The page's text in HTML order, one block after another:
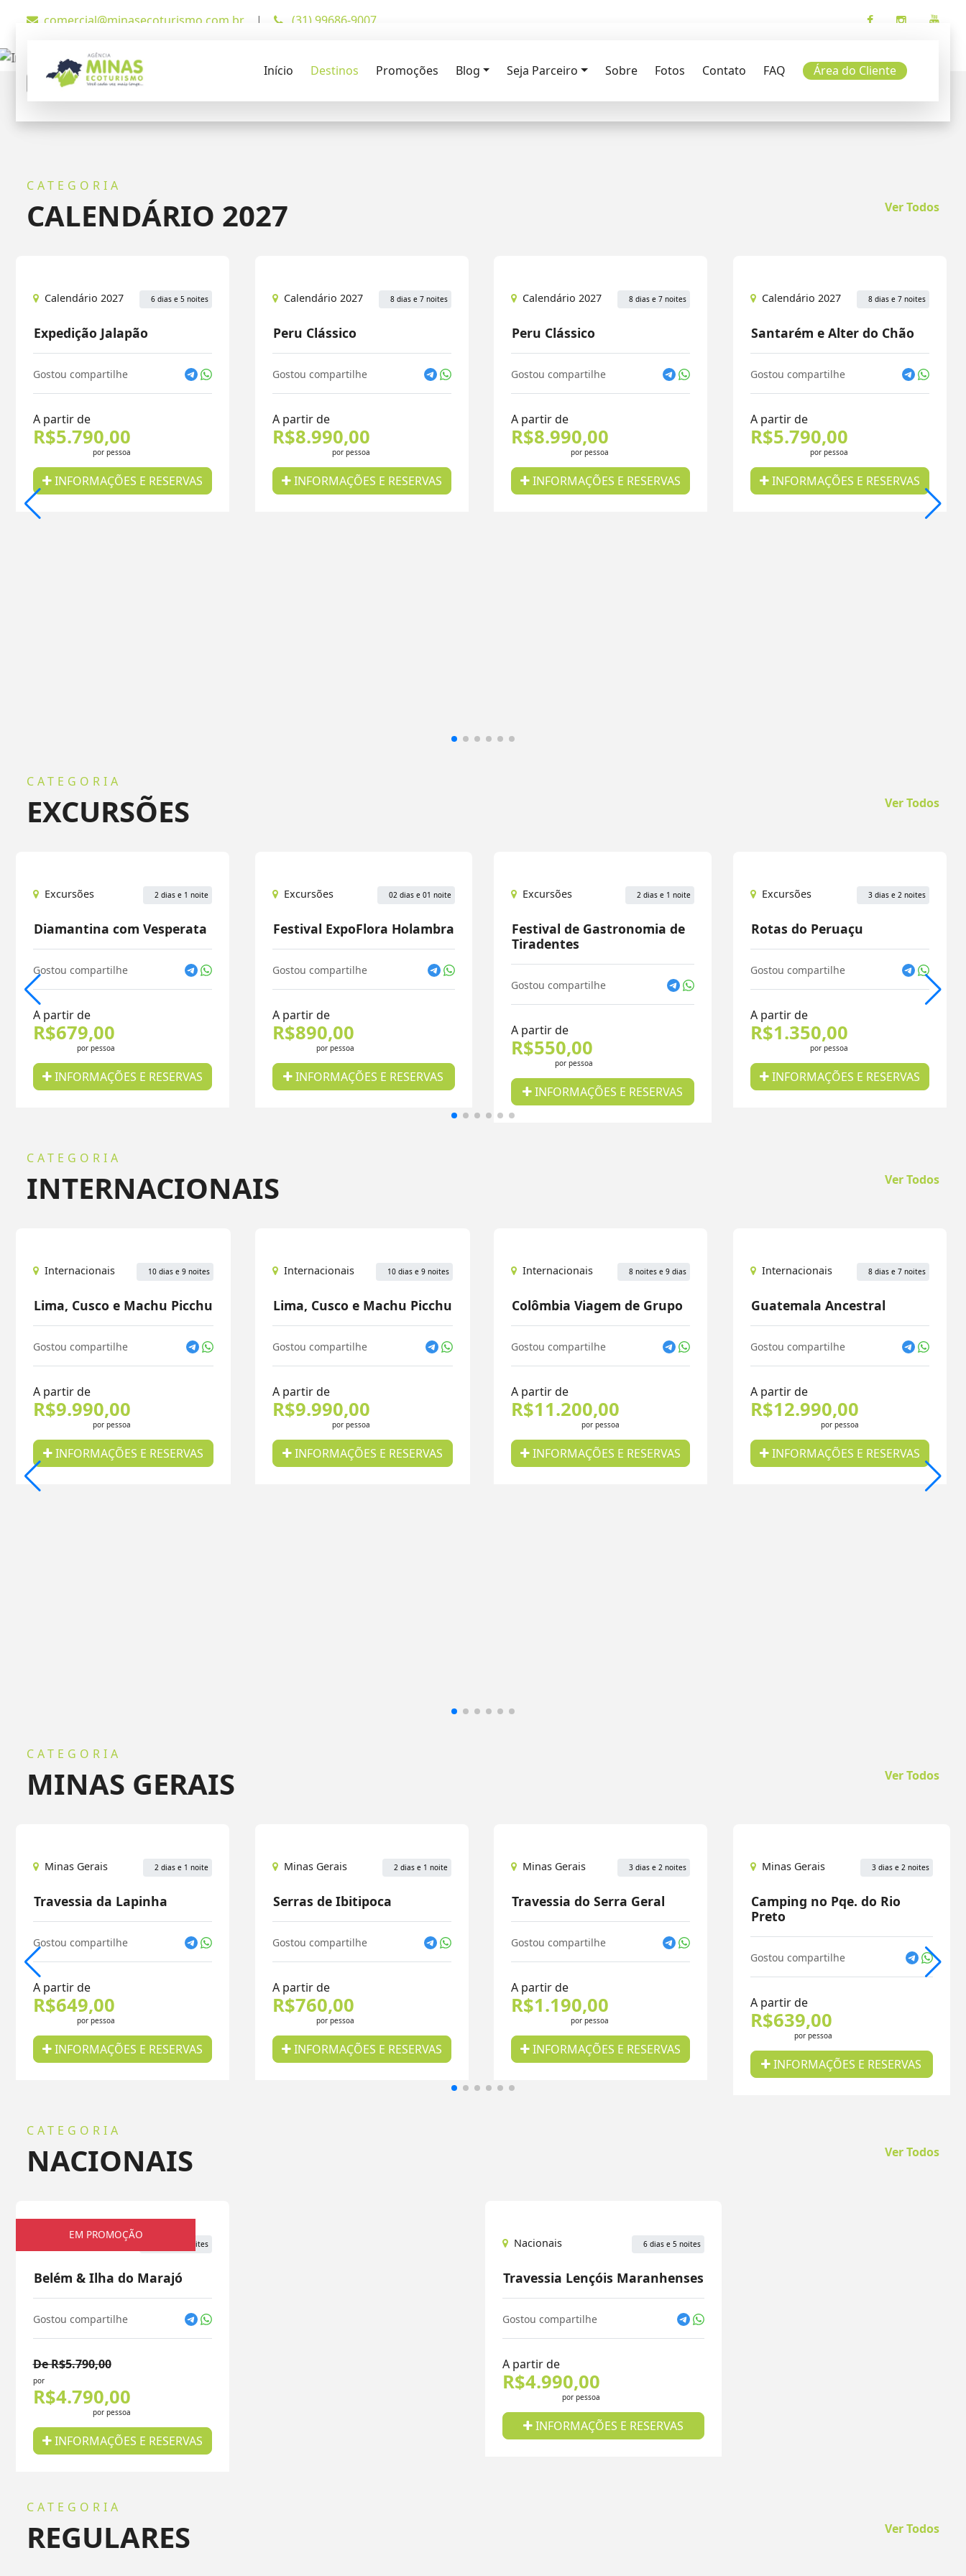
comercial@minasecoturismo.com.br | (31) 99686-9007
Início Destinos Promoções Blog Seja Parceiro Sobre Fotos Contato FAQ Área do Cliente
Embarques:
De onde sai?
Buscar
CATEGORIA
CALENDÁRIO 2027 Ver Todos
Calendário 2027 6 dias e 5 noites
Expedição Jalapão
Gostou compartilhe
A partir de
R$5.790,00
por pessoa
INFORMAÇÕES E RESERVAS
Calendário 2027 8 dias e 7 noites
Peru Clássico
Gostou compartilhe
A partir de
R$8.990,00
por pessoa
INFORMAÇÕES E RESERVAS
Calendário 2027 8 dias e 7 noites
Peru Clássico
Gostou compartilhe
A partir de
R$8.990,00
por pessoa
INFORMAÇÕES E RESERVAS
Calendário 2027 8 dias e 7 noites
Santarém e Alter do Chão
Gostou compartilhe
A partir de
R$5.790,00
por pessoa
INFORMAÇÕES E RESERVAS
CATEGORIA
EXCURSÕES Ver Todos
Excursões 2 dias e 1 noite
Diamantina com Vesperata
Gostou compartilhe
A partir de
R$679,00
por pessoa
INFORMAÇÕES E RESERVAS
Excursões 02 dias e 01 noite
Festival ExpoFlora Holambra
Gostou compartilhe
A partir de
R$890,00
por pessoa
INFORMAÇÕES E RESERVAS
Excursões 2 dias e 1 noite
Festival de Gastronomia de
Tiradentes
Gostou compartilhe
A partir de
R$550,00
por pessoa
INFORMAÇÕES E RESERVAS
Excursões 3 dias e 2 noites
Rotas do Peruaçu
Gostou compartilhe
A partir de
R$1.350,00
por pessoa
INFORMAÇÕES E RESERVAS
CATEGORIA
INTERNACIONAIS Ver Todos
Internacionais 10 dias e 9 noites
Lima, Cusco e Machu Picchu
Gostou compartilhe
A partir de
R$9.990,00
por pessoa
INFORMAÇÕES E RESERVAS
Internacionais 10 dias e 9 noites
Lima, Cusco e Machu Picchu
Gostou compartilhe
A partir de
R$9.990,00
por pessoa
INFORMAÇÕES E RESERVAS
Internacionais 8 noites e 9 dias
Colômbia Viagem de Grupo
Gostou compartilhe
A partir de
R$11.200,00
por pessoa
INFORMAÇÕES E RESERVAS
Internacionais 8 dias e 7 noites
Guatemala Ancestral
Gostou compartilhe
A partir de
R$12.990,00
por pessoa
INFORMAÇÕES E RESERVAS
CATEGORIA
MINAS GERAIS Ver Todos
Minas Gerais 2 dias e 1 noite
Travessia da Lapinha
Gostou compartilhe
A partir de
R$649,00
por pessoa
INFORMAÇÕES E RESERVAS
Minas Gerais 2 dias e 1 noite
Serras de Ibitipoca
Gostou compartilhe
A partir de
R$760,00
por pessoa
INFORMAÇÕES E RESERVAS
Minas Gerais 3 dias e 2 noites
Travessia do Serra Geral
Gostou compartilhe
A partir de
R$1.190,00
por pessoa
INFORMAÇÕES E RESERVAS
Minas Gerais 3 dias e 2 noites
Camping no Pqe. do Rio
Preto
Gostou compartilhe
A partir de
R$639,00
por pessoa
INFORMAÇÕES E RESERVAS
CATEGORIA
NACIONAIS Ver Todos
EM PROMOÇÃO
Nacionais 7 dias e 6 noites
Belém & Ilha do Marajó
Gostou compartilhe
De R$5.790,00
por
R$4.790,00
por pessoa
INFORMAÇÕES E RESERVAS
Nacionais 6 dias e 5 noites
Travessia Lençóis Maranhenses
Gostou compartilhe
A partir de
R$4.990,00
por pessoa
INFORMAÇÕES E RESERVAS
CATEGORIA
REGULARES Ver Todos